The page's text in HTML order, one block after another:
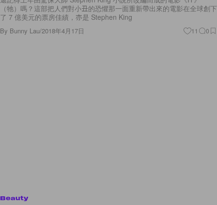
（牠）嗎？這部把人們對小丑的恐懼那一面重新帶出來的電影在全球創下
了 7 億美元的票房佳績，亦是 Stephen King
By Bunny Lau/2018年4月17日 11 0
Beauty